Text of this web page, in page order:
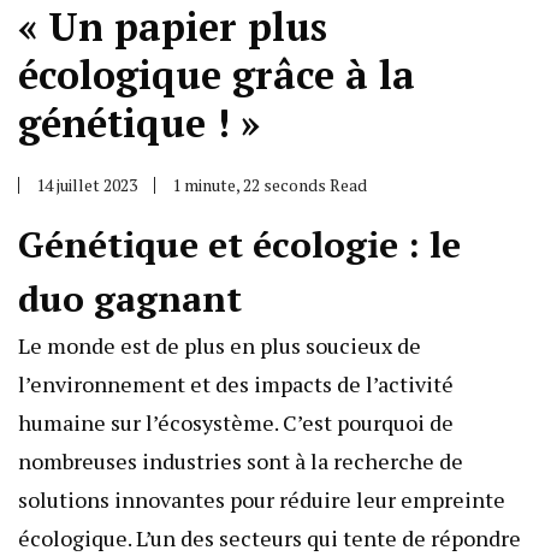
« Un papier plus
écologique grâce à la
génétique ! »
14 juillet 2023 1 minute, 22 seconds Read
Génétique et écologie : le
duo gagnant
Le monde est de plus en plus soucieux de
l’environnement et des impacts de l’activité
humaine sur l’écosystème. C’est pourquoi de
nombreuses industries sont à la recherche de
solutions innovantes pour réduire leur empreinte
écologique. L’un des secteurs qui tente de répondre